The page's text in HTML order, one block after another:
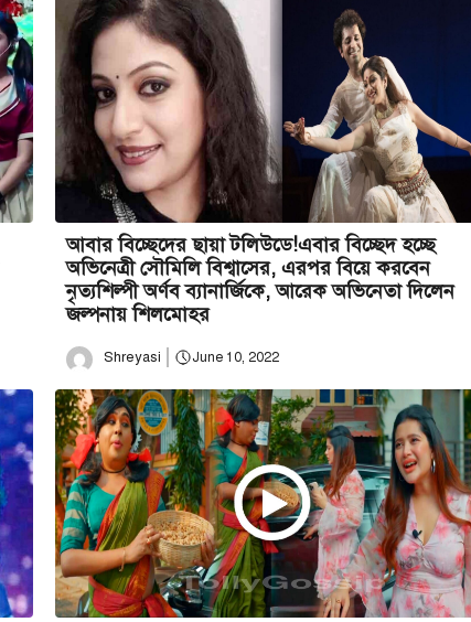
আবার বিচ্ছেদের ছায়া টলিউডে!এবার বিচ্ছেদ হচ্ছে
অভিনেত্রী সৌমিলি বিশ্বাসের, এরপর বিয়ে করবেন
নৃত্যশিল্পী অর্ণব ব্যানার্জিকে, আরেক অভিনেতা দিলেন
জল্পনায় শিলমোহর
Shreyasi June 10, 2022